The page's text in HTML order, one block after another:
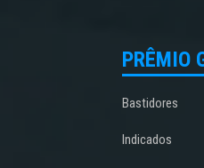
PRÊMIO
Bastidores
Indicados